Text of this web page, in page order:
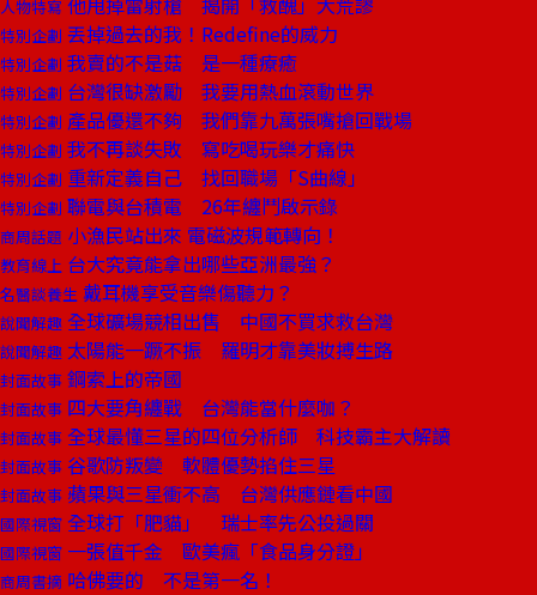
人物特寫
特別企劃 丟掉過去的我！Redefine的威力
特別企劃 我賣的不是菇 是一種療癒
特別企劃 台灣很缺激勵 我要用熱血滾動世界
特別企劃 產品優還不夠 我們靠九萬張嘴搶回戰場
特別企劃 我不再談失敗 寫吃喝玩樂才痛快
特別企劃 重新定義自己 找回職場「S曲線」
特別企劃 聯電與台積電 26年纏鬥啟示錄
商周話題 小漁民站出來 電磁波規範轉向！
教育線上 台大究竟能拿出哪些亞洲最強？
名醫談養生 戴耳機享受音樂傷聽力？
說聞解趣 全球礦場競相出售 中國不買求救台灣
說聞解趣 太陽能一蹶不振 羅明才靠美妝搏生路
封面故事 鋼索上的帝國
封面故事 四大要角纏戰 台灣能當什麼咖？
封面故事 全球最懂三星的四位分析師 科技霸主大解讀
封面故事 谷歌防叛變 軟體優勢掐住三星
封面故事 蘋果與三星衝不高 台灣供應鏈看中國
國際視窗 全球打「肥貓」 瑞士率先公投過關
國際視窗 一張值千金 歐美瘋「食品身分證」
商周書摘 哈佛要的 不是第一名！